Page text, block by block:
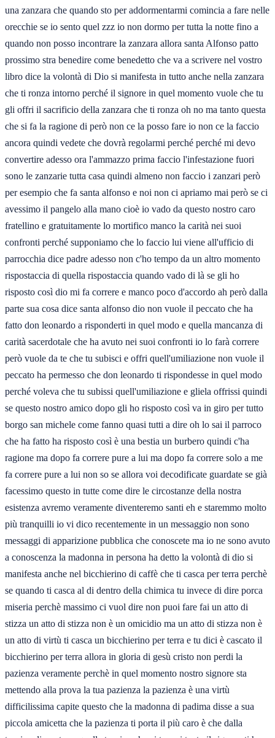
una zanzara che quando sto per addormentarmi comincia a fare nelle
orecchie se io sento quel zzz io non dormo per tutta la notte fino a
quando non posso incontrare la zanzara allora santa Alfonso patto
prossimo stra benedire come benedetto che va a scrivere nel vostro
libro dice la volontà di Dio si manifesta in tutto anche nella zanzara
che ti ronza intorno perché il signore in quel momento vuole che tu
gli offri il sacrificio della zanzara che ti ronza oh no ma tanto questa
che si fa la ragione di però non ce la posso fare io non ce la faccio
ancora quindi vedete che dovrà regolarmi perché perché mi devo
convertire adesso ora l'ammazzo prima faccio l'infestazione fuori
sono le zanzarie tutta casa quindi almeno non faccio i zanzari però
per esempio che fa santa alfonso e noi non ci apriamo mai però se ci
avessimo il pangelo alla mano cioè io vado da questo nostro caro
fratellino e gratuitamente lo mortifico manco la carità nei suoi
confronti perché supponiamo che lo faccio lui viene all'ufficio di
parrocchia dice padre adesso non c'ho tempo da un altro momento
rispostaccia di quella rispostaccia quando vado di là se gli ho
risposto così dio mi fa correre e manco poco d'accordo ah però dalla
parte sua cosa dice santa alfonso dio non vuole il peccato che ha
fatto don leonardo a risponderti in quel modo e quella mancanza di
carità sacerdotale che ha avuto nei suoi confronti io lo farà correre
però vuole da te che tu subisci e offri quell'umiliazione non vuole il
peccato ha permesso che don leonardo ti rispondesse in quel modo
perché voleva che tu subissi quell'umiliazione e gliela offrissi quindi
se questo nostro amico dopo gli ho risposto così va in giro per tutto
borgo san michele come fanno quasi tutti a dire oh lo sai il parroco
che ha fatto ha risposto così è una bestia un burbero quindi c'ha
ragione ma dopo fa correre pure a lui ma dopo fa correre solo a me
fa correre pure a lui non so se allora voi decodificate guardate se già
facessimo questo in tutte come dire le circostanze della nostra
esistenza avremo veramente diventeremo santi eh e staremmo molto
più tranquilli io vi dico recentemente in un messaggio non sono
messaggi di apparizione pubblica che conoscete ma io ne sono avuto
a conoscenza la madonna in persona ha detto la volontà di dio si
manifesta anche nel bicchierino di caffè che ti casca per terra perchè
se quando ti casca al di dentro della chimica tu invece di dire porca
miseria perchè massimo ci vuol dire non puoi fare fai un atto di
stizza un atto di stizza non è un omicidio ma un atto di stizza non è
un atto di virtù ti casca un bicchierino per terra e tu dici è cascato il
bicchierino per terra allora in gloria di gesù cristo non perdi la
pazienza veramente perchè in quel momento nostro signore sta
mettendo alla prova la tua pazienza la pazienza è una virtù
difficilissima capite questo che la madonna di padima disse a sua
piccola amicetta che la pazienza ti porta il più caro è che dalla